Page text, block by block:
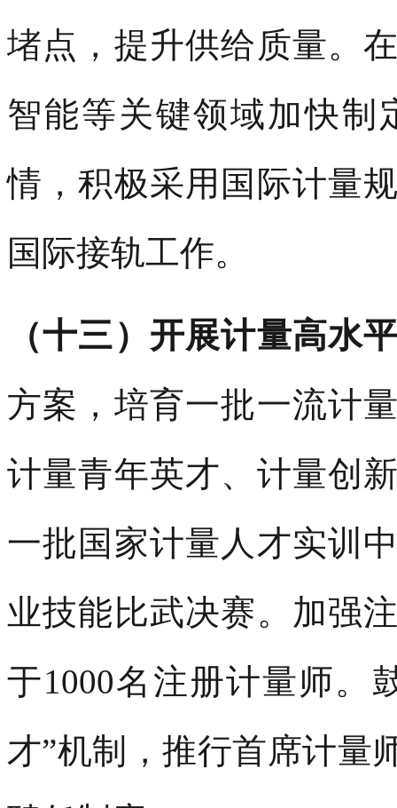
堵点，提升供给质量。
智能等关键领域加快制
情，积极采用国际计量
国际接轨工作。
（十三）开展计量高水
方案，培育一批一流计
计量青年英才、计量创
一批国家计量人才实训
业技能比武决赛。加强
于1000名注册计量师。
才”机制，推行首席计量